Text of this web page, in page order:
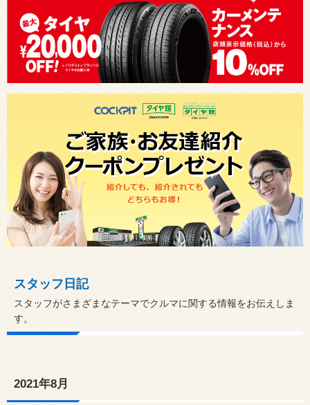
スタッフ日記
スタッフがさまざまなテーマでクルマに関する情報をお伝えしま
す。
2021年8月